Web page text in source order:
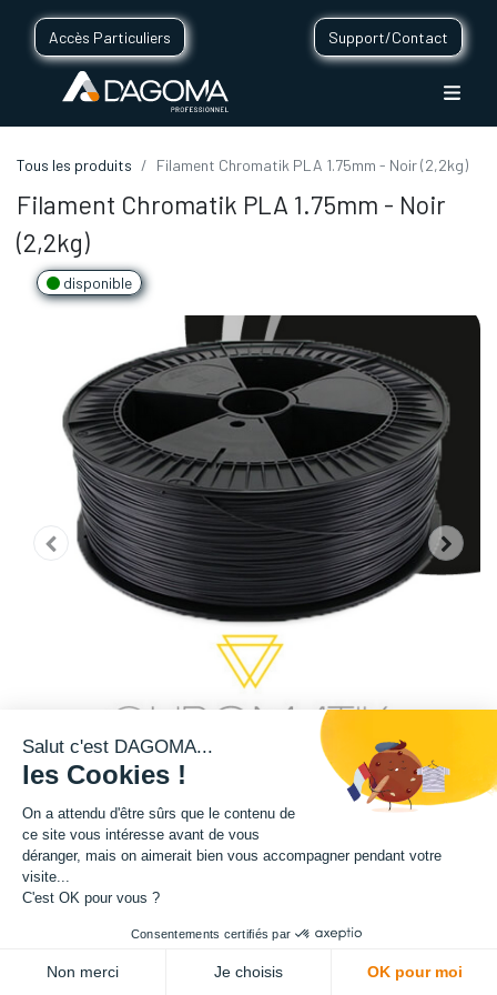
Accès Particuliers Support/Contact
Tous les produits Filament Chromatik PLA 1.75mm - Noir (2,2kg)
Filament Chromatik PLA 1.75mm - Noir
(2,2kg)
disponible
Cette bobine de teinte noire est disponible en format 750g et 2,2kg.
Matière : PLA
Diamètre : 1.75 mm
Salut c'est DAGOMA...
les Cookies !
On a attendu d'être sûrs que le contenu de
ce site vous intéresse avant de vous
déranger, mais on aimerait bien vous accompagner pendant votre
visite...
C'est OK pour vous ?
Consentements certifiés par
Non merci Je choisis OK pour moi